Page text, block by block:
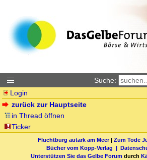
Suche:
Login
zurück zur Hauptseite
in Thread öffnen
Ticker
Fluchtburg autark am Meer| Zum Tode
Bücher vom Kopp-Verlag |
Unterstützen Sie das Gelbe Forum durch